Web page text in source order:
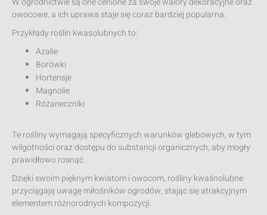
owocowe, a ich uprawa staje się coraz bardziej popularna.
Przykłady roślin kwasolubnych to:
Azalie
Borówki
Hortensje
Magnolie
Różaneczniki
Te rośliny wymagają specyficznych warunków glebowych, w tym
wilgotności oraz dostępu do substancji organicznych, aby mogły
prawidłowo rosnąć.
Dzięki swoim pięknym kwiatom i owocom, rośliny kwaśnolubne
przyciągają uwagę miłośników ogrodów, stając się atrakcyjnym
elementem różnorodnych kompozycji.